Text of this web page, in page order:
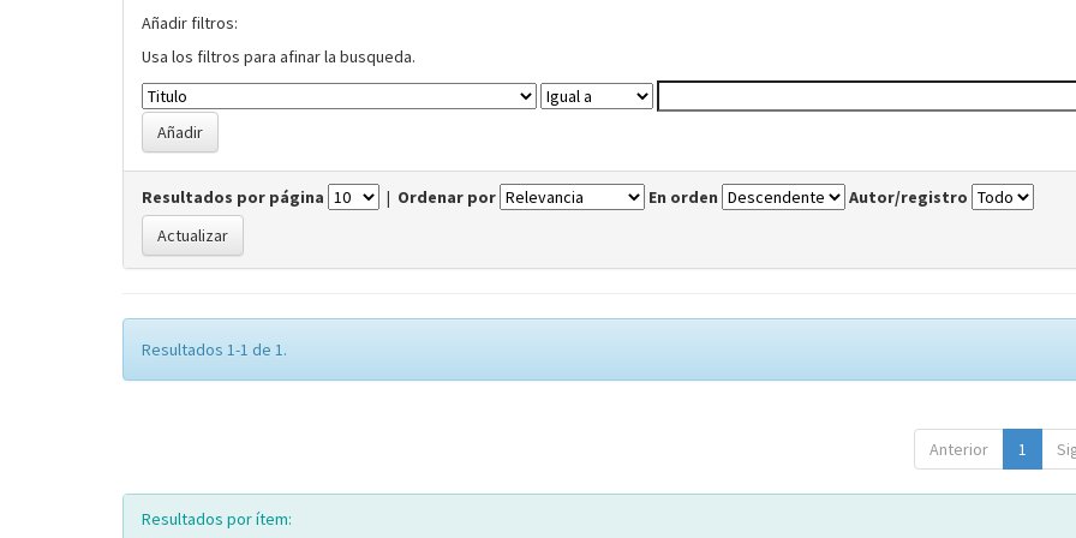
Añadir filtros:
Usa los filtros para afinar la busqueda.
Resultados por página | Ordenar por En orden Autor/registro
Resultados 1-1 de 1.
Anterior 1
Resultados por ítem: